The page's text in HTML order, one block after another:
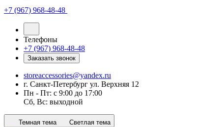
+7 (967) 968-48-48
Телефоны
+7 (967) 968-48-48
Заказать звонок
storeaccessories@yandex.ru
г. Санкт-Петербург ул. Верхняя 12
Пн - Пт: с 9:00 до 17:00
Сб, Вс: выходной
Темная тема Светлая тема